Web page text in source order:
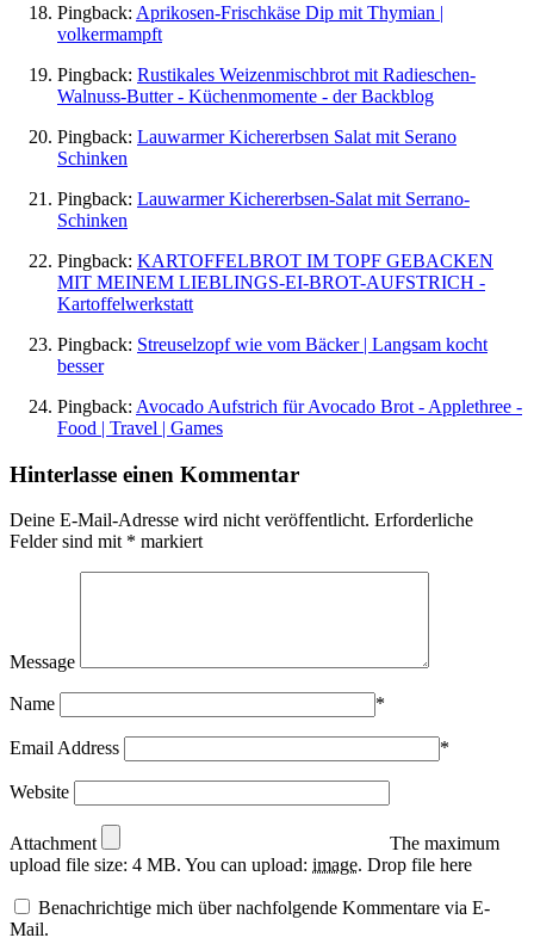
Pingback: Aprikosen-Frischkäse Dip mit Thymian |
volkermampft
Pingback: Rustikales Weizenmischbrot mit Radieschen-
Walnuss-Butter - Küchenmomente - der Backblog
Pingback: Lauwarmer Kichererbsen Salat mit Serano
Schinken
Pingback: Lauwarmer Kichererbsen-Salat mit Serrano-
Schinken
Pingback: KARTOFFELBROT IM TOPF GEBACKEN
MIT MEINEM LIEBLINGS-EI-BROT-AUFSTRICH -
Kartoffelwerkstatt
Pingback: Streuselzopf wie vom Bäcker | Langsam kocht
besser
Pingback: Avocado Aufstrich für Avocado Brot - Applethree -
Food | Travel | Games
Hinterlasse einen Kommentar
Deine E-Mail-Adresse wird nicht veröffentlicht. Erforderliche
Felder sind mit * markiert
Message
Name *
Email Address *
Website
Attachment
The maximum
upload file size: 4 MB. You can upload: image. Drop file here
Benachrichtige mich über nachfolgende Kommentare via E-
Mail.